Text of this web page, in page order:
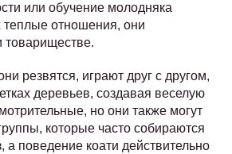
или обучение молодняка
теплые отношения, они
товариществе.
резвятся, играют друг с другом,
деревьев, создавая веселую
но они также могут
которые часто собираются
а поведение коати действительно